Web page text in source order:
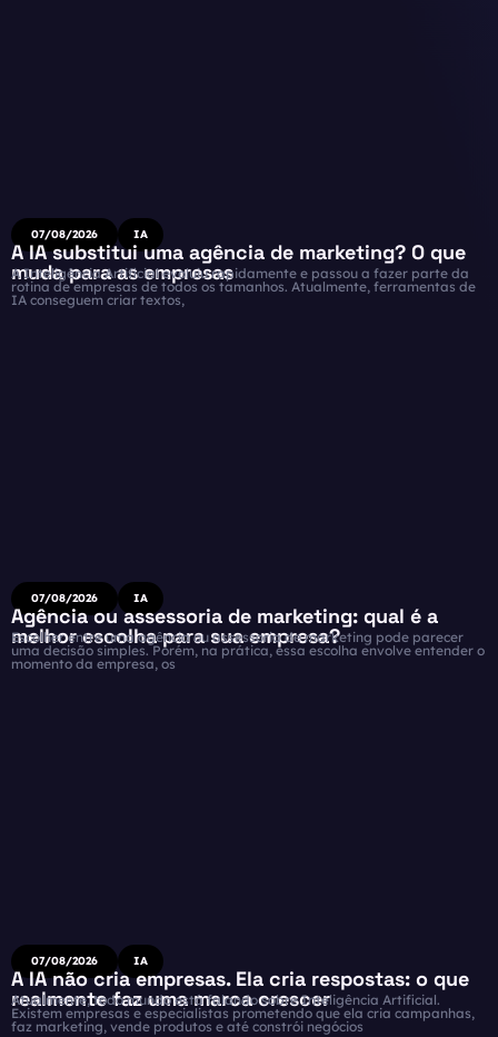
07/08/2026 IA
A IA substitui uma agência de marketing? O que
muda para as empresas
A Inteligência Artificial evoluiu rapidamente e passou a fazer parte da
rotina de empresas de todos os tamanhos. Atualmente, ferramentas de
IA conseguem criar textos,
07/08/2026 IA
Agência ou assessoria de marketing: qual é a
melhor escolha para sua empresa?
Escolher entre uma agência ou assessoria de marketing pode parecer
uma decisão simples. Porém, na prática, essa escolha envolve entender o
momento da empresa, os
07/08/2026 IA
A IA não cria empresas. Ela cria respostas: o que
realmente faz uma marca crescer
Atualmente, todo mundo está falando sobre Inteligência Artificial.
Existem empresas e especialistas prometendo que ela cria campanhas,
faz marketing, vende produtos e até constrói negócios